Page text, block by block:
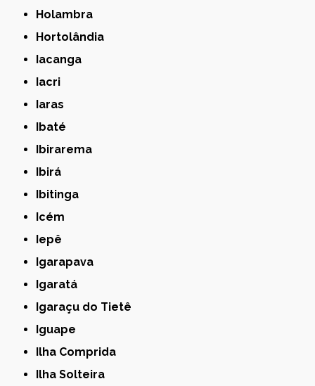
Holambra
Hortolândia
Iacanga
Iacri
Iaras
Ibaté
Ibirarema
Ibirá
Ibitinga
Icém
Iepê
Igarapava
Igaratá
Igaraçu do Tietê
Iguape
Ilha Comprida
Ilha Solteira